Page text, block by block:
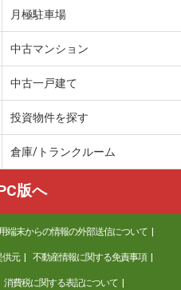
尼崎市今福２丁目
目
戸市中央区元町通７丁目
月極駐車場
中古マンション
中古一戸建て
投資物件を探す
倉庫/トランクルーム
版へ
端末からの情報の外部送信について
供元 不動産情報に関する免責事項
消費税に関する表記について